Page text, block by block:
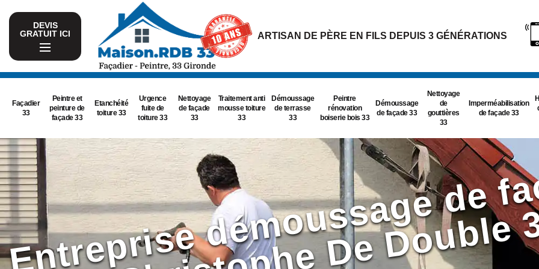
DEVIS
GRATUIT ICI
ARTISAN DE PÈRE EN FILS DEPUIS 3 GÉNÉRATIONS
Façadier
33
Peintre et
peinture de
façade 33
Etanchéité
toiture 33
Urgence
fuite de
toiture 33
Nettoyage
de façade
33
Traitement anti
mousse toiture
33
Démoussage
de terrasse
33
Peintre
rénovation
boiserie bois 33
Démoussage
de façade 33
Nettoyage
de
gouttières
33
Imperméabilisation
de façade 33